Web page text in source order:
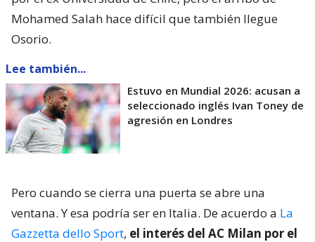
Mohamed Salah hace difícil que también llegue
Osorio.
Lee también...
Estuvo en Mundial 2026: acusan a
seleccionado inglés Ivan Toney de
agresión en Londres
Pero cuando se cierra una puerta se abre una
ventana. Y esa podría ser en Italia. De acuerdo a La
Gazzetta dello Sport, el interés del AC Milan por el